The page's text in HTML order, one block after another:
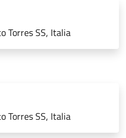
Torres SS, Italia
Torres SS, Italia